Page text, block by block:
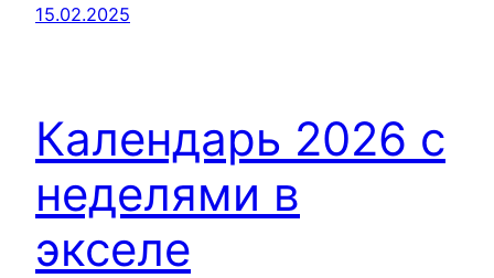
15.02.2025
Календарь 2026 с
неделями в
экселе